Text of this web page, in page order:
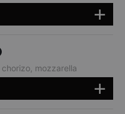
mozzarella